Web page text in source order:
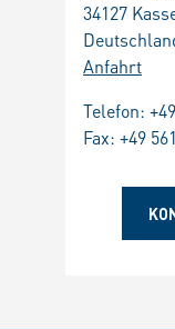
34127
Anfahrt
Telefon:
Fax: +49